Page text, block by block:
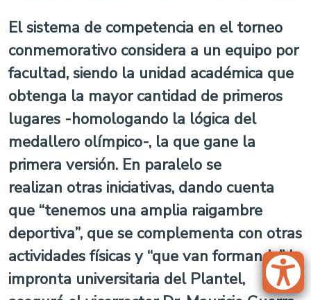
El sistema de competencia en el torneo
conmemorativo considera a un equipo por
facultad, siendo la unidad académica que
obtenga la mayor cantidad de primeros
lugares -homologando la lógica del
medallero olímpico-, la que gane la
primera versión. En paralelo se
realizan otras iniciativas, dando cuenta
que “tenemos una amplia raigambre
deportiva”, que se complementa con otras
actividades físicas y “que van formando” la
impronta universitaria del Plantel,